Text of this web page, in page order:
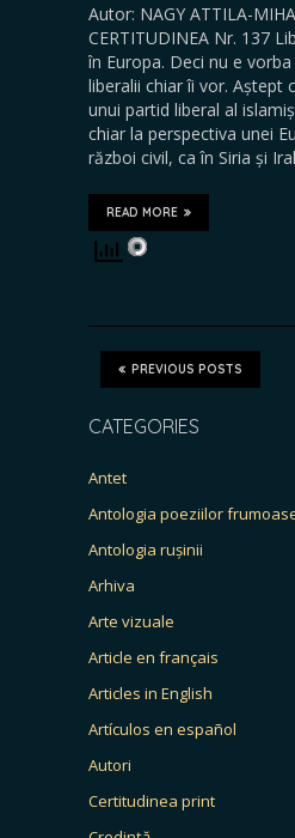
Autor: NAGY ATTILA-
CERTITUDINEA Nr. 137
în Europa. Deci nu e
liberalii chiar îi vor. Aștept
unui partid liberal al
chiar la perspectiva unei
război civil, ca în Siria și
READ MORE
PREVIOUS POSTS
CATEGORIES
Antet
Antologia poeziilor
Antologia rușinii
Arhiva
Arte vizuale
Article en français
Articles in English
Artículos en español
Autori
Certitudinea print